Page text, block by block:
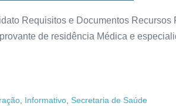
Requisitos e Documentos
de residência Médica e
, Informativo, Secretaria de Saúde